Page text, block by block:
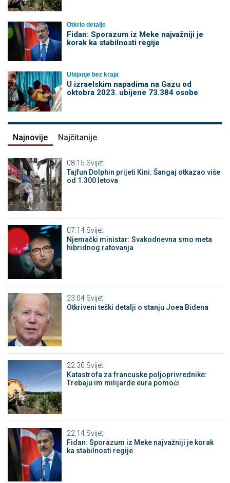
Otkrio detalje
Fidan: Sporazum iz Meke najvažniji je
korak ka stabilnosti regije
Ubijanje bez kraja
U izraelskim napadima na Gazu od
oktobra 2023. ubijene 73.384 osobe
Najnovije Najčitanije
08:15 Svijet
Tajfun Dolphin prijeti Kini: Šangaj otkazao više
od 1.300 letova
07:14 Svijet
Njemački ministar: Svakodnevna smo meta
hibridnog ratovanja
23:04 Svijet
Otkriveni teški detalji o stanju Joea Bidena
22:30 Svijet
Katastrofa za francuske poljoprivrednike:
Trebaju im milijarde eura pomoći
22:14 Svijet
Fidan: Sporazum iz Meke najvažniji je korak
ka stabilnosti regije